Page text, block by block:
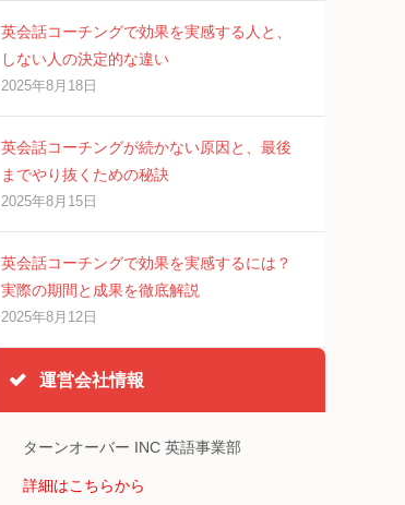
英会話コーチングで効果を実感する人と、
しない人の決定的な違い
2025年8月18日
英会話コーチングが続かない原因と、最後
までやり抜くための秘訣
2025年8月15日
英会話コーチングで効果を実感するには？
実際の期間と成果を徹底解説
2025年8月12日
運営会社情報
ターンオーバー INC 英語事業部
詳細はこちらから